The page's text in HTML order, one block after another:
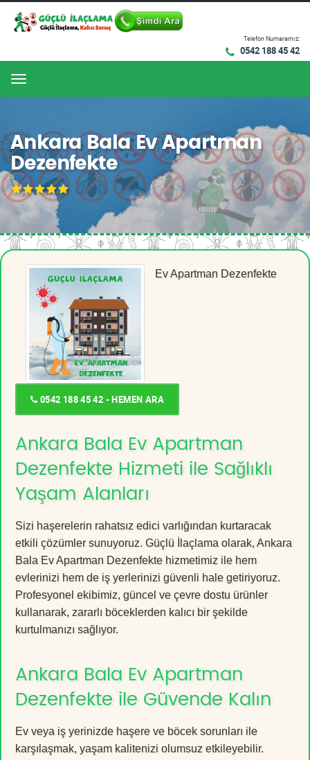
Telefon Numaramız:
0542 188 45 42
Menu
Ankara Bala Ev Apartman
Dezenfekte
Ev Apartman Dezenfekte
0542 188 45 42 - HEMEN ARA
Ankara Bala Ev Apartman
Dezenfekte Hizmeti ile Sağlıklı
Yaşam Alanları
Sizi haşerelerin rahatsız edici varlığından kurtaracak
etkili çözümler sunuyoruz. Güçlü İlaçlama olarak, Ankara
Bala Ev Apartman Dezenfekte hizmetimiz ile hem
evlerinizi hem de iş yerlerinizi güvenli hale getiriyoruz.
Profesyonel ekibimiz, güncel ve çevre dostu ürünler
kullanarak, zararlı böceklerden kalıcı bir şekilde
kurtulmanızı sağlıyor.
Ankara Bala Ev Apartman
Dezenfekte ile Güvende Kalın
Ev veya iş yerinizde haşere ve böcek sorunları ile
karşılaşmak, yaşam kalitenizi olumsuz etkileyebilir.